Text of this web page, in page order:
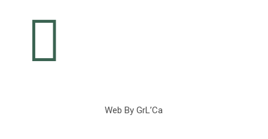

Web By GrL’Ca